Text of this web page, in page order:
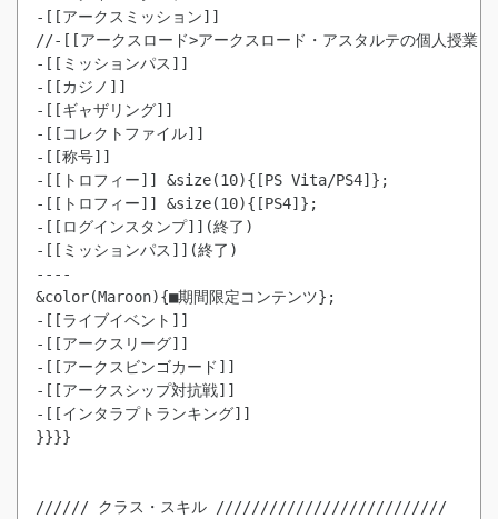
-[[アークスミッション]]
-[[ミッションパス]]
-[[カジノ]]
-[[ギャザリング]]
-[[コレクトファイル]]
-[[トロフィー]] &size(10){[PS Vita/PS4]};
-[[トロフィー]] &size(10){[PS4]};
-[[ログインスタンプ]](終了)
-[[ミッションパス]](終了)
----
&color(Maroon){■期間限定コンテンツ};
-[[ライブイベント]]
-[[アークスリーグ]]
-[[アークスビンゴカード]]
-[[アークスシップ対抗戦]]
-[[インタラプトランキング]]
}}}}
////// クラス・スキル //////////////////////////